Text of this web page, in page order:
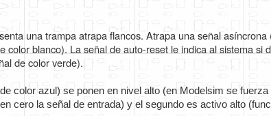
una trampa atrapa flancos. Atrapa una señal
blanco). La señal de auto-reset le indica al sistema si
de color verde).
color azul) se ponen en nivel alto (en Modelsim se
cero la señal de entrada) y el segundo es activo alto